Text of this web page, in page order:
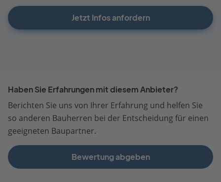
Jetzt Infos anfordern
Haben Sie Erfahrungen mit diesem Anbieter?
Berichten Sie uns von Ihrer Erfahrung und helfen Sie
so anderen Bauherren bei der Entscheidung für einen
geeigneten Baupartner.
Bewertung abgeben